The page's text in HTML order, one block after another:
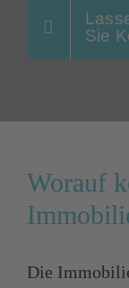
Sie
Worauf
Die